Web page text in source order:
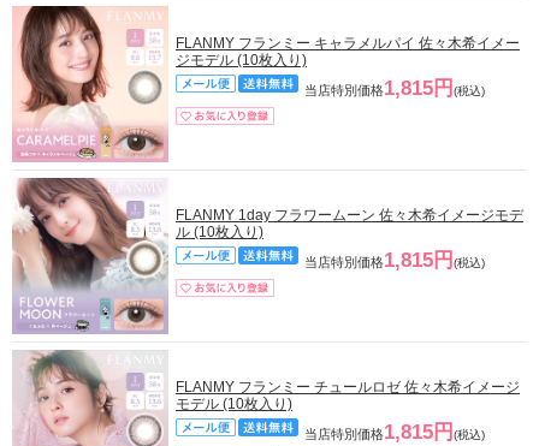
FLANMY フランミー キャラメルパイ 佐々木希イメー
ジモデル (10枚入り)
当店特別価格1,815円 (税込)
FLANMY 1day フラワームーン 佐々木希イメージモデ
ル (10枚入り)
当店特別価格1,815円 (税込)
FLANMY フランミー チュールロゼ 佐々木希イメージ
モデル (10枚入り)
当店特別価格1,815円 (税込)